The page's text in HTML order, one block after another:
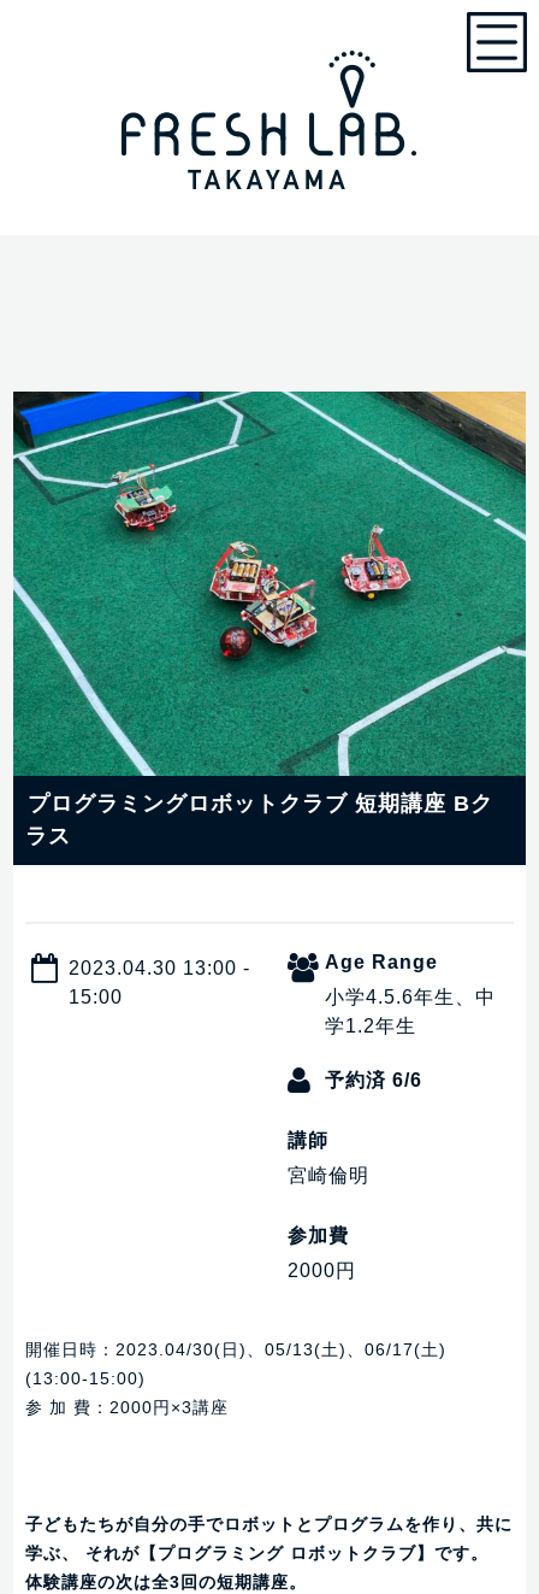
プログラミングロボットクラブ 短期講座 Bク
ラス
2023.04.30 13:00 -
15:00
Age Range
小学4.5.6年生、中
学1.2年生
予約済 6/6
講師
宮崎倫明
参加費
2000円
開催日時：2023.04/30(日)、05/13(土)、06/17(土)
(13:00-15:00)
参 加 費：2000円×3講座
子どもたちが自分の手でロボットとプログラムを作り、共に
学ぶ、 それが【プログラミング ロボットクラブ】です。
体験講座の次は全3回の短期講座。